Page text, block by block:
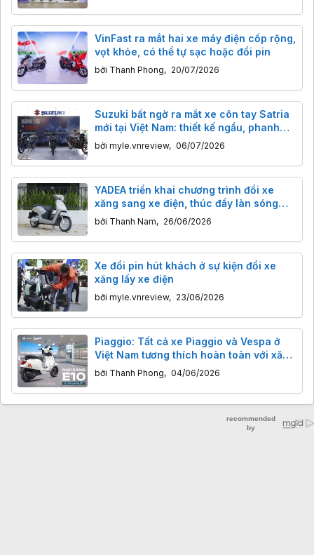
VinFast ra mắt hai xe máy điện cốp rộng,
vọt khỏe, có thể tự sạc hoặc đổi pin
bởi Thanh Phong, 20/07/2026
Suzuki bất ngờ ra mắt xe côn tay Satria
mới tại Việt Nam: thiết kế ngầu, phanh
ABS, giá từ 54,5 triệu đồng
bởi myle.vnreview, 06/07/2026
YADEA triển khai chương trình đổi xe
xăng sang xe điện, thúc đẩy làn sóng
chuyển đổi xe xanh tại Việt Nam
bởi Thanh Nam, 26/06/2026
Xe đổi pin hút khách ở sự kiện đổi xe
xăng lấy xe điện
bởi myle.vnreview, 23/06/2026
Piaggio: Tất cả xe Piaggio và Vespa ở
Việt Nam tương thích hoàn toàn với xăng
E10
bởi Thanh Phong, 04/06/2026